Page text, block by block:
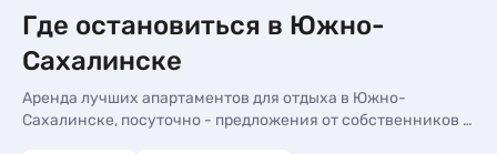
Где остановиться в Южно-
Сахалинске
Аренда лучших апартаментов для отдыха в Южно-
Сахалинске, посуточно - предложения от собственников с